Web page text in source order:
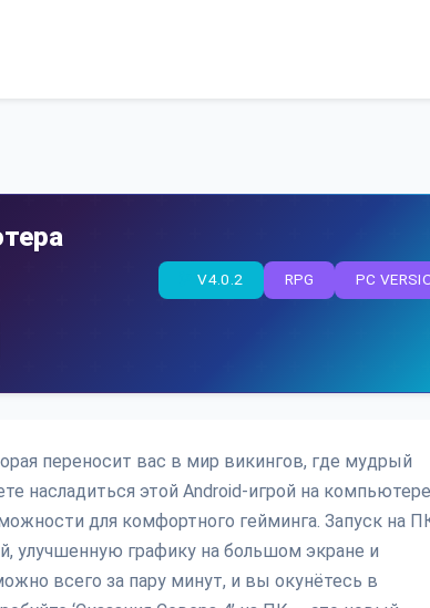
PC
RPG
V4.0.2
переносит вас в мир викингов, где мудрый
насладиться этой Android-игрой на
для комфортного гейминга. Запуск на
улучшенную графику на большом экране и
всего за пару минут, и вы окунётесь в